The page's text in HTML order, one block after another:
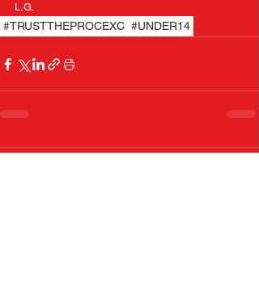
L.G.
#TRUSTTHEPROCEXC #UNDER14